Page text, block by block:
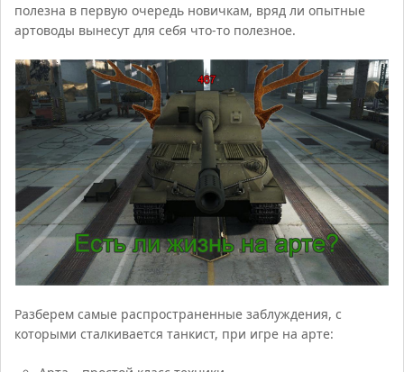
полезна в первую очередь новичкам, вряд ли опытные
артоводы вынесут для себя что-то полезное.
Разберем самые распространенные заблуждения, с
которыми сталкивается танкист, при игре на арте: